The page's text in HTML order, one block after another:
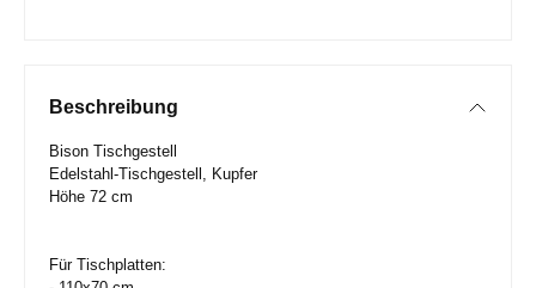
Beschreibung
Bison Tischgestell
Edelstahl-Tischgestell, Kupfer
Höhe 72 cm
Für Tischplatten: